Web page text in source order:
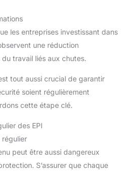
les entreprises investissant dans
une réduction
travail liés aux chutes.
tout aussi crucial de garantir
soient régulièrement
cette étape clé.
des EPI
régulier
peut être aussi dangereux
S’assurer que chaque